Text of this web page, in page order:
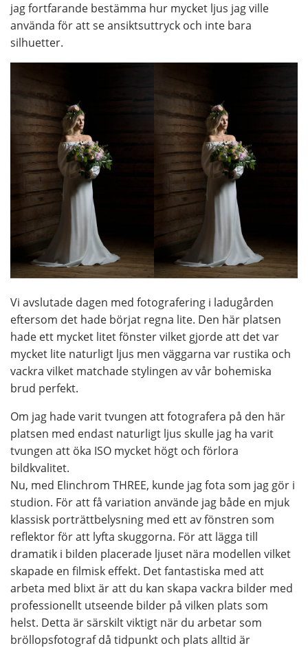
jag fortfarande bestämma hur mycket ljus jag ville
använda för att se ansiktsuttryck och inte bara
silhuetter.
Vi avslutade dagen med fotografering i ladugården
eftersom det hade börjat regna lite. Den här platsen
hade ett mycket litet fönster vilket gjorde att det var
mycket lite naturligt ljus men väggarna var rustika och
vackra vilket matchade stylingen av vår bohemiska
brud perfekt.
Om jag hade varit tvungen att fotografera på den här
platsen med endast naturligt ljus skulle jag ha varit
tvungen att öka ISO mycket högt och förlora
bildkvalitet.
Nu, med Elinchrom THREE, kunde jag fota som jag gör i
studion. För att få variation använde jag både en mjuk
klassisk porträttbelysning med ett av fönstren som
reflektor för att lyfta skuggorna. För att lägga till
dramatik i bilden placerade ljuset nära modellen vilket
skapade en filmisk effekt. Det fantastiska med att
arbeta med blixt är att du kan skapa vackra bilder med
professionellt utseende bilder på vilken plats som
helst. Detta är särskilt viktigt när du arbetar som
bröllopsfotograf då tidpunkt och plats alltid är